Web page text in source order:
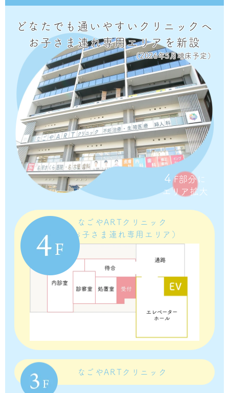
どなたでも通いやすいクリニックへ
お子さま連れ専用エリアを新設
（2026年5月増床予定）
4 F部分に
エリア拡大
なごやARTクリニック
（お子さま連れ専用エリア）
なごやARTクリニック